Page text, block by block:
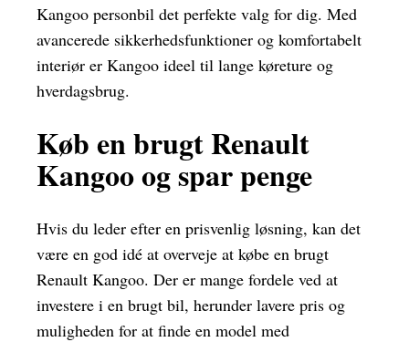
Kangoo personbil det perfekte valg for dig. Med
avancerede sikkerhedsfunktioner og komfortabelt
interiør er Kangoo ideel til lange køreture og
hverdagsbrug.
Køb en brugt Renault
Kangoo og spar penge
Hvis du leder efter en prisvenlig løsning, kan det
være en god idé at overveje at købe en brugt
Renault Kangoo. Der er mange fordele ved at
investere i en brugt bil, herunder lavere pris og
muligheden for at finde en model med